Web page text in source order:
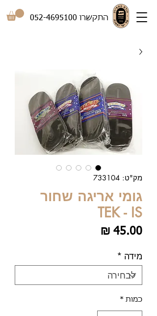
התקשרו 052-4695100
מק"ט: 733104
גומי אריגה שחור
TEK - IS
מידה *
כמות *